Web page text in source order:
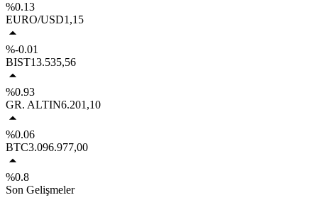
%0.13
EURO/USD1,15
%-0.01
BIST13.535,56
%0.93
GR. ALTIN6.201,10
%0.06
BTC3.096.977,00
%0.8
Son Gelişmeler